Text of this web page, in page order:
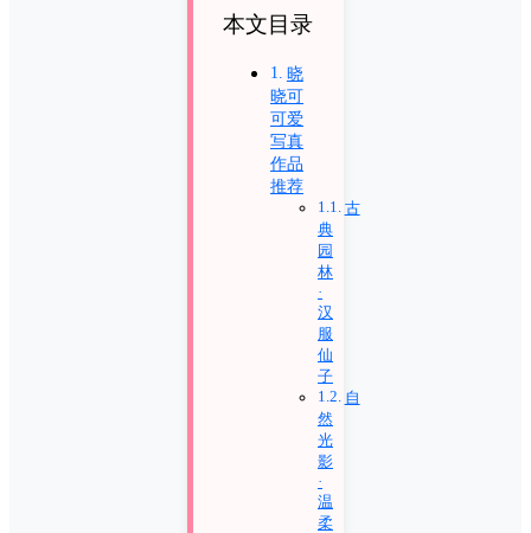
本文目录
晓
晓可
可爱
写真
作品
推荐
古
典
园
林
·
汉
服
仙
子
自
然
光
影
·
温
柔